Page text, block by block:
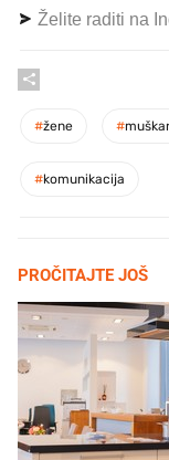
Želite raditi na
#žene #
#komunikacija
PROČITAJTE JOŠ